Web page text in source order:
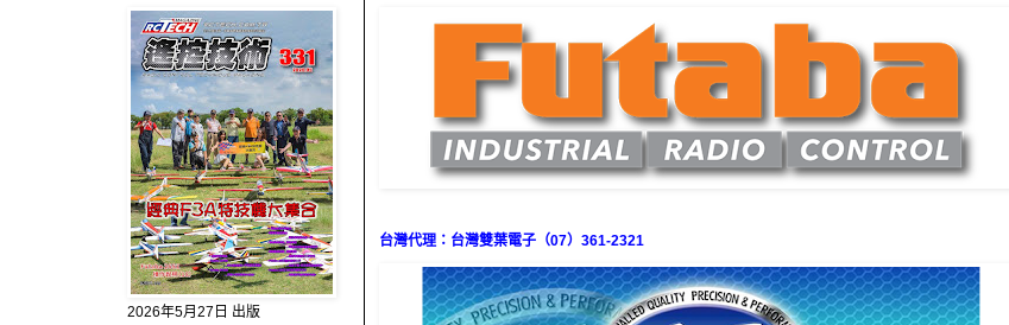
台灣代理：台灣雙葉電子（07）361-2321
2026年5月27日 出版